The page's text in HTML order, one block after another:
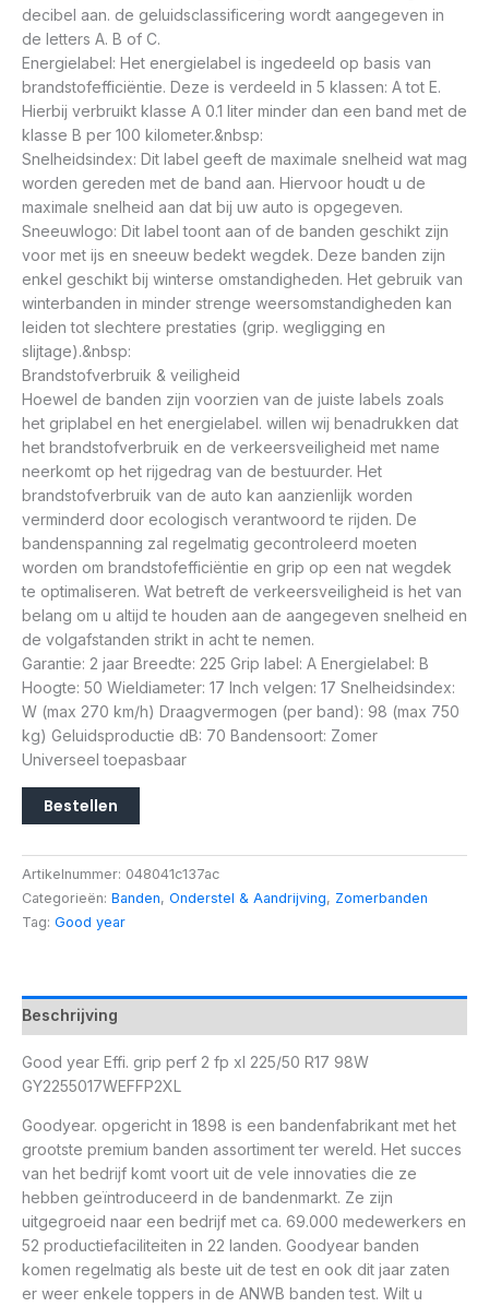
decibel aan. de geluidsclassificering wordt aangegeven in
de letters A. B of C.
Energielabel: Het energielabel is ingedeeld op basis van
brandstofefficiëntie. Deze is verdeeld in 5 klassen: A tot E.
Hierbij verbruikt klasse A 0.1 liter minder dan een band met de
klasse B per 100 kilometer.&nbsp:
Snelheidsindex: Dit label geeft de maximale snelheid wat mag
worden gereden met de band aan. Hiervoor houdt u de
maximale snelheid aan dat bij uw auto is opgegeven.
Sneeuwlogo: Dit label toont aan of de banden geschikt zijn
voor met ijs en sneeuw bedekt wegdek. Deze banden zijn
enkel geschikt bij winterse omstandigheden. Het gebruik van
winterbanden in minder strenge weersomstandigheden kan
leiden tot slechtere prestaties (grip. wegligging en
slijtage).&nbsp:
Brandstofverbruik & veiligheid
Hoewel de banden zijn voorzien van de juiste labels zoals
het griplabel en het energielabel. willen wij benadrukken dat
het brandstofverbruik en de verkeersveiligheid met name
neerkomt op het rijgedrag van de bestuurder. Het
brandstofverbruik van de auto kan aanzienlijk worden
verminderd door ecologisch verantwoord te rijden. De
bandenspanning zal regelmatig gecontroleerd moeten
worden om brandstofefficiëntie en grip op een nat wegdek
te optimaliseren. Wat betreft de verkeersveiligheid is het van
belang om u altijd te houden aan de aangegeven snelheid en
de volgafstanden strikt in acht te nemen.
Garantie: 2 jaar Breedte: 225 Grip label: A Energielabel: B
Hoogte: 50 Wieldiameter: 17 Inch velgen: 17 Snelheidsindex:
W (max 270 km/h) Draagvermogen (per band): 98 (max 750
kg) Geluidsproductie dB: 70 Bandensoort: Zomer
Universeel toepasbaar
Bestellen
Artikelnummer: 048041c137ac
Categorieën: Banden, Onderstel & Aandrijving, Zomerbanden
Tag: Good year
Beschrijving
Good year Effi. grip perf 2 fp xl 225/50 R17 98W
GY2255017WEFFP2XL
Goodyear. opgericht in 1898 is een bandenfabrikant met het
grootste premium banden assortiment ter wereld. Het succes
van het bedrijf komt voort uit de vele innovaties die ze
hebben geïntroduceerd in de bandenmarkt. Ze zijn
uitgegroeid naar een bedrijf met ca. 69.000 medewerkers en
52 productiefaciliteiten in 22 landen. Goodyear banden
komen regelmatig als beste uit de test en ook dit jaar zaten
er weer enkele toppers in de ANWB banden test. Wilt u